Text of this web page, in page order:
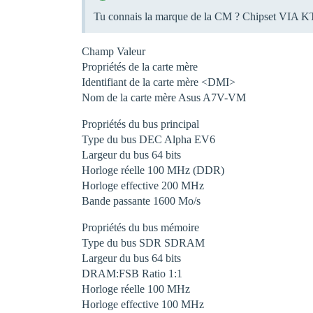
Tu connais la marque de la CM ? Chipset VIA
Champ Valeur
Propriétés de la carte mère
Identifiant de la carte mère <DMI>
Nom de la carte mère Asus A7V-VM
Propriétés du bus principal
Type du bus DEC Alpha EV6
Largeur du bus 64 bits
Horloge réelle 100 MHz (DDR)
Horloge effective 200 MHz
Bande passante 1600 Mo/s
Propriétés du bus mémoire
Type du bus SDR SDRAM
Largeur du bus 64 bits
DRAM:FSB Ratio 1:1
Horloge réelle 100 MHz
Horloge effective 100 MHz